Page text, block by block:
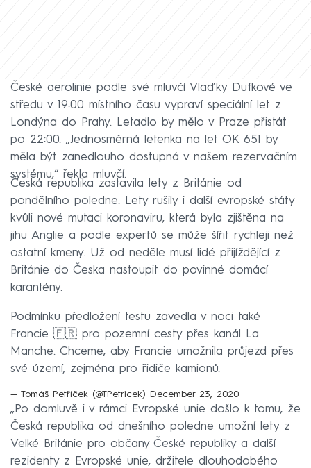
České aerolinie podle své mluvčí Vlaďky Dufkové ve
středu v 19:00 místního času vypraví speciální let z
Londýna do Prahy. Letadlo by mělo v Praze přistát
po 22:00. „Jednosměrná letenka na let OK 651 by
měla být zanedlouho dostupná v našem rezervačním
systému,“ řekla mluvčí.
Česká republika zastavila lety z Británie od
pondělního poledne. Lety rušily i další evropské státy
kvůli nové mutaci koronaviru, která byla zjištěna na
jihu Anglie a podle expertů se může šířit rychleji než
ostatní kmeny. Už od neděle musí lidé přijíždějící z
Británie do Česka nastoupit do povinné domácí
karantény.
Podmínku předložení testu zavedla v noci také
Francie 🇫🇷 pro pozemní cesty přes kanál La
Manche. Chceme, aby Francie umožnila průjezd přes
své území, zejména pro řidiče kamionů.
— Tomáš Petříček (@TPetricek) December 23, 2020
„Po domluvě i v rámci Evropské unie došlo k tomu, že
Česká republika od dnešního poledne umožní lety z
Velké Británie pro občany České republiky a další
rezidenty z Evropské unie, držitele dlouhodobého